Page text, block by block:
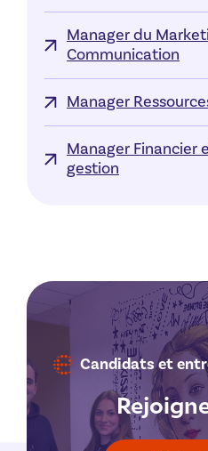
Manager du
Communication
Manager
Manager Financier
gestion
Candidats et